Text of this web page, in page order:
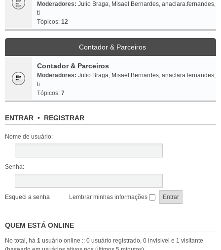
Moderadores: Julio Braga, Misael Bernardes, anaclara.fernandes,
ti
Tópicos: 12
Contador & Parceiros
Contador & Parceiros
Moderadores: Julio Braga, Misael Bernardes, anaclara.fernandes,
ti
Tópicos: 7
ENTRAR • REGISTRAR
Nome de usuário:
Senha:
Esqueci a senha Lembrar minhas informações
QUEM ESTÁ ONLINE
No total, há 1 usuário online :: 0 usuário registrado, 0 invisivel e 1 visitante